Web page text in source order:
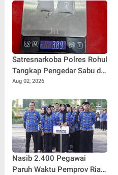
Satresnarkoba Polres Rohul
Tangkap Pengedar Sabu di
Ujung Batu, Sita Barang
Aug 02, 2026
Nasib 2.400 Pegawai
Paruh Waktu Pemprov Riau